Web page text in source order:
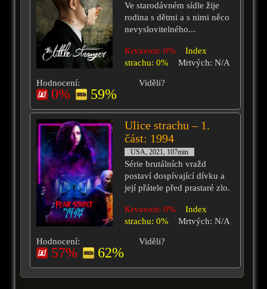
Ve starodávném sídle žije
rodina s dětmi a s nimi něco
nevyslovitelného...
Krvavost: 0%
Index
strachu: 0%
Mrtvých: N/A
Hodnocení:
0% 59%
Viděli?
Ulice strachu – 1.
část: 1994
USA, 2021, 107min
Série brutálních vražd
postaví dospívající dívku a
její přátele před prastaré zlo.
Krvavost: 0%
Index
strachu: 0%
Mrtvých: N/A
Hodnocení:
57% 62%
Viděli?